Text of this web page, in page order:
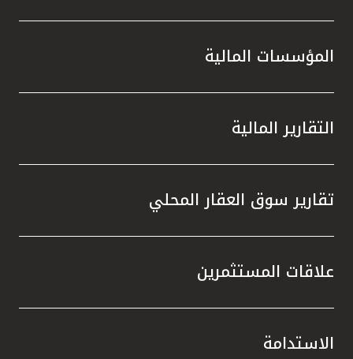
المؤسسات المالية
التقارير المالية
تقارير سوق العقار المحلي
علاقات المستثمرين
الاستدامة